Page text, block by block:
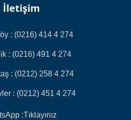
İletişim
: (0216) 414 4 274
: (0216) 491 4 274
: (0212) 258 4 274
: (0212) 451 4 274
:Tıklayınız